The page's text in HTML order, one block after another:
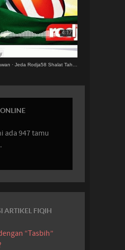
· Jeda Rodja58 Shalat Tahajjud.MP3
ada 947 tamu
ARTIKEL FIQIH
“Tasbih”